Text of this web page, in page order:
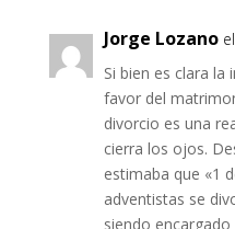
Jorge Lozano
Si bien es clara la
favor del
divorcio es una
cierra los ojos.
estimaba que «1
adventistas se
siendo